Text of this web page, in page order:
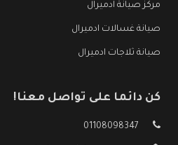
مركز صيانة ادميرال
صيانة غسالات ادميرال
صيانة ثلاجات ادميرال
كن دائما على تواصل معنا!
01108098347